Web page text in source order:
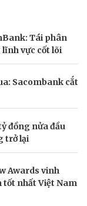
Tái phân
vực cốt lõi
Sacombank cắt
đồng nửa đầu
trở lại
Awards vinh
tốt nhất Việt Nam